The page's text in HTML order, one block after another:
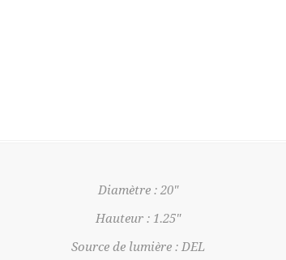
Diamètre : 20"
Hauteur : 1.25"
Source de lumière : DEL